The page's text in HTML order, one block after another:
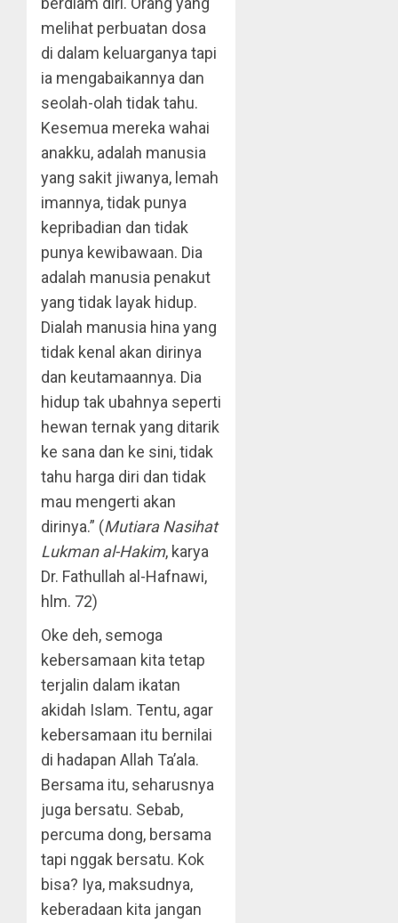
melihat perbuatan dosa
di dalam keluarganya tapi
ia mengabaikannya dan
seolah-olah tidak tahu.
Kesemua mereka wahai
anakku, adalah manusia
yang sakit jiwanya, lemah
imannya, tidak punya
kepribadian dan tidak
punya kewibawaan. Dia
adalah manusia penakut
yang tidak layak hidup.
Dialah manusia hina yang
tidak kenal akan dirinya
dan keutamaannya. Dia
hidup tak ubahnya seperti
hewan ternak yang ditarik
ke sana dan ke sini, tidak
tahu harga diri dan tidak
mau mengerti akan
dirinya.” (Mutiara Nasihat
Lukman al-Hakim, karya
Dr. Fathullah al-Hafnawi,
hlm. 72)
Oke deh, semoga
kebersamaan kita tetap
terjalin dalam ikatan
akidah Islam. Tentu, agar
kebersamaan itu bernilai
di hadapan Allah Ta’ala.
Bersama itu, seharusnya
juga bersatu. Sebab,
percuma dong, bersama
tapi nggak bersatu. Kok
bisa? Iya, maksudnya,
keberadaan kita jangan